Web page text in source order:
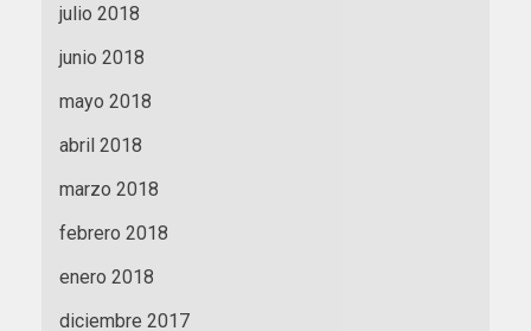
julio 2018
junio 2018
mayo 2018
abril 2018
marzo 2018
febrero 2018
enero 2018
diciembre 2017